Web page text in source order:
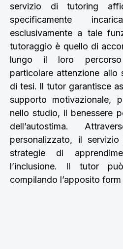
servizio di tutoring
specificamente
esclusivamente a tale
tutoraggio è quello di
lungo il loro percorso
particolare attenzione
di tesi. Il tutor garantisce
supporto motivazionale,
nello studio, il benessere
dell’autostima.
personalizzato, il
strategie di
l’inclusione. Il tutor
compilando l’apposito